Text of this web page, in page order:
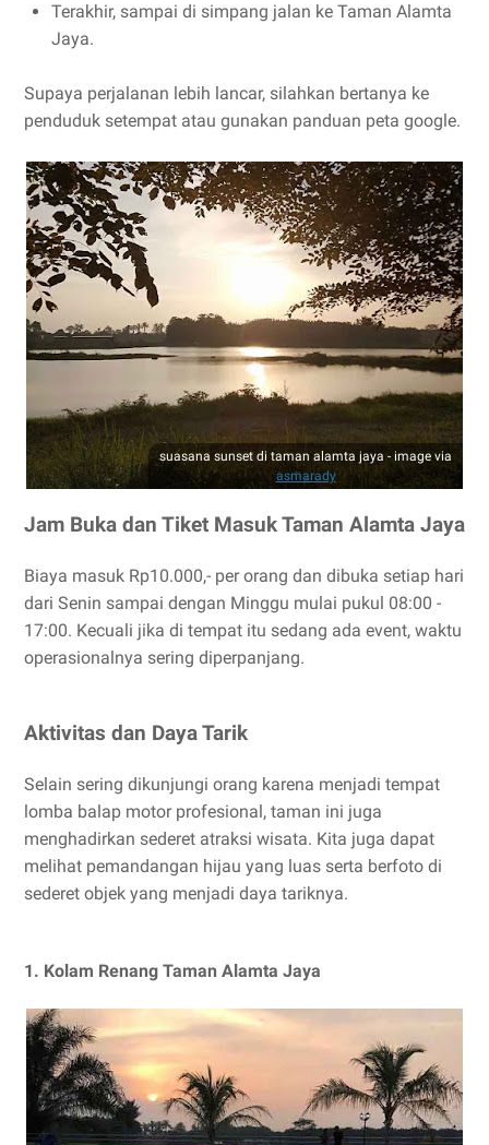
Terakhir, sampai di simpang jalan ke Taman Alamta
Jaya.
Supaya perjalanan lebih lancar, silahkan bertanya ke
penduduk setempat atau gunakan panduan peta google.
suasana sunset di taman alamta jaya - image via
asmarady
Jam Buka dan Tiket Masuk Taman Alamta Jaya
Biaya masuk Rp10.000,- per orang dan dibuka setiap hari
dari Senin sampai dengan Minggu mulai pukul 08:00 -
17:00. Kecuali jika di tempat itu sedang ada event, waktu
operasionalnya sering diperpanjang.
Aktivitas dan Daya Tarik
Selain sering dikunjungi orang karena menjadi tempat
lomba balap motor profesional, taman ini juga
menghadirkan sederet atraksi wisata. Kita juga dapat
melihat pemandangan hijau yang luas serta berfoto di
sederet objek yang menjadi daya tariknya.
1. Kolam Renang Taman Alamta Jaya